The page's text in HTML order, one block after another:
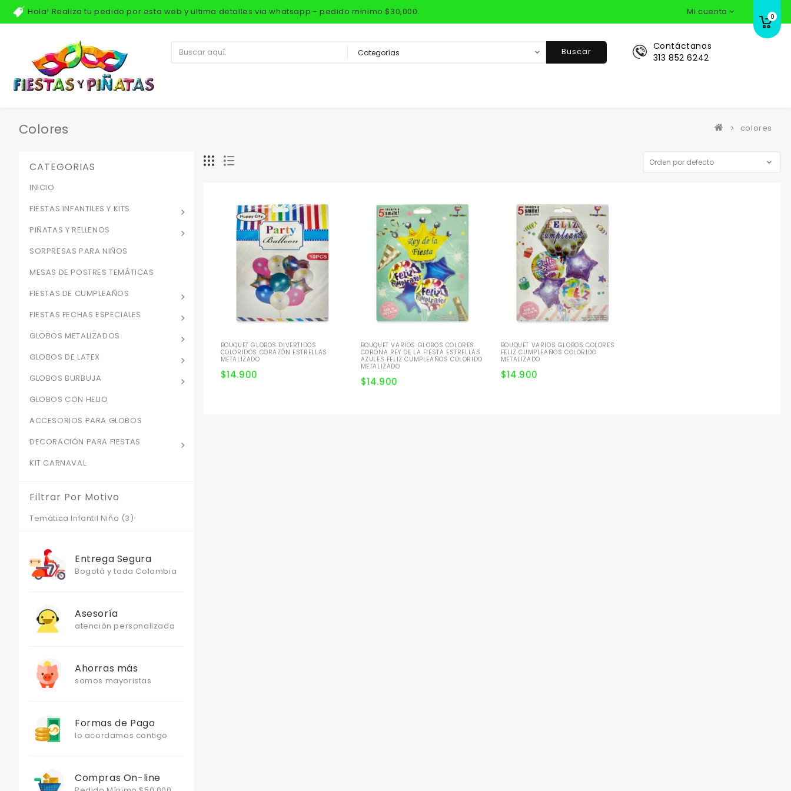
Hola! Realiza tu pedido por esta web y ultima detalles via whatsapp - pedido minimo $30,000. Mi cuenta 0
Contáctanos
313 852 6242
Buscar
Colores colores
BOUQUET GLOBOS DIVERTIDOS
COLORIDOS CORAZÓN ESTRELLAS
METALIZADO
$14.900
BOUQUET VARIOS GLOBOS COLORES
CORONA REY DE LA FIESTA ESTRELLAS
AZULES FELIZ CUMPLEAÑOS COLORIDO
METALIZADO
$14.900
BOUQUET VARIOS GLOBOS COLORES
FELIZ CUMPLEAÑOS COLORIDO
METALIZADO
$14.900
CATEGORIAS
INICIO
FIESTAS INFANTILES Y KITS
PIÑATAS Y RELLENOS
SORPRESAS PARA NIÑOS
MESAS DE POSTRES TEMÁTICAS
FIESTAS DE CUMPLEAÑOS
FIESTAS FECHAS ESPECIALES
GLOBOS METALIZADOS
GLOBOS DE LATEX
GLOBOS BURBUJA
GLOBOS CON HELIO
ACCESORIOS PARA GLOBOS
DECORACIÓN PARA FIESTAS
KIT CARNAVAL
Filtrar Por Motivo
Temática Infantil Niño (3)
Entrega Segura
Bogotá y toda Colombia
Asesoría
atención personalizada
Ahorras más
somos mayoristas
Formas de Pago
lo acordamos contigo
Compras On-line